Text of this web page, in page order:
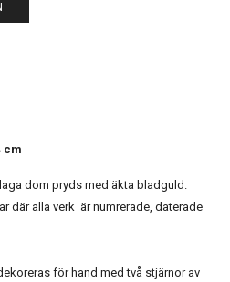
cm
dom pryds med äkta bladguld.
där alla verk är numrerade, daterade
för hand med två stjärnor av